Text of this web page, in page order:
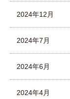
2024年12月
2024年7月
2024年6月
2024年4月